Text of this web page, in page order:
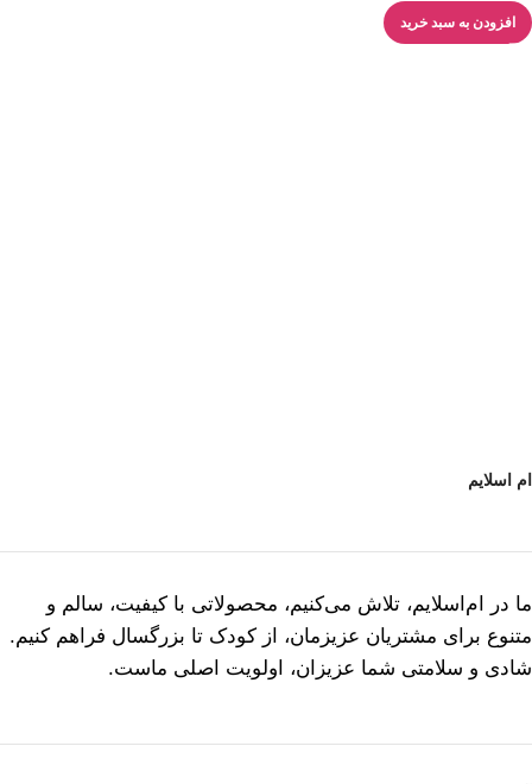
افزودن به سبد خرید
ام اسلایم
ما در ام‌اسلایم، تلاش می‌کنیم، محصولاتی با کیفیت، سالم و
متنوع برای مشتریان عزیزمان، از کودک تا بزرگسال فراهم کنیم.
شادی و سلامتی شما عزیزان، اولویت اصلی ماست.